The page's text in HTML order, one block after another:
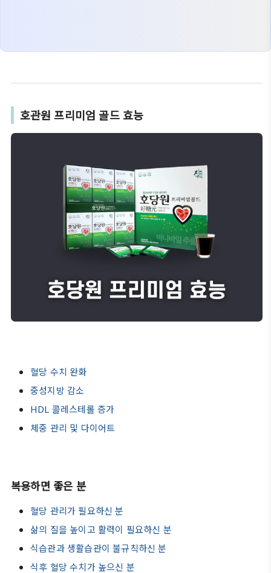
호관원 프리미엄 골드 효능
혈당 수치 완화
중성지방 감소
HDL 콜레스테롤 증가
체중 관리 및 다이어트
복용하면 좋은 분
혈당 관리가 필요하신 분
삶의 질을 높이고 활력이 필요하신 분
식습관과 생활습관이 불규칙하신 분
식후 혈당 수치가 높으신 분